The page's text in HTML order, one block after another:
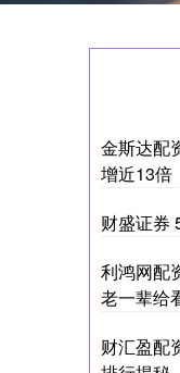
金斯达配
增近13倍
财盛证券
利鸿网配
老一辈给
财汇盈配